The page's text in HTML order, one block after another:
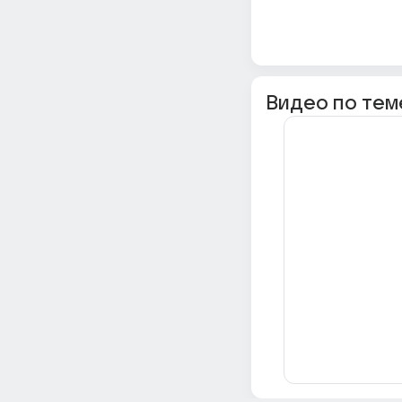
Видео по